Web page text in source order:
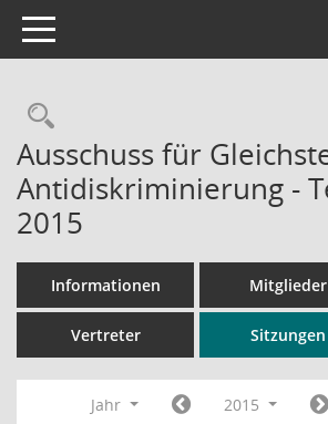
Toggle navigation
Rechercheauswahl
Ausschuss für
Antidiskriminierung -
2015
Informationen Mitglieder
Vertreter Sitzungen
Jahr
2015